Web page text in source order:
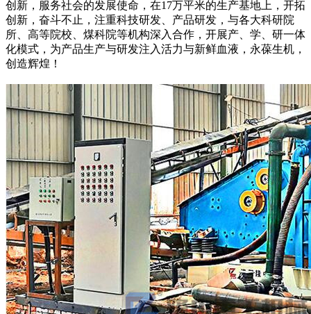
创新，服务社会的发展使命，在17万平米的生产基地上，开拓
创新，奋斗不止，注重科技研发、产品研发，与各大科研院
所、高等院校、煤科院等机构深入合作，开展产、学、研一体
化模式，为产品生产与研发注入活力与新鲜血液，永葆生机，
创造辉煌！